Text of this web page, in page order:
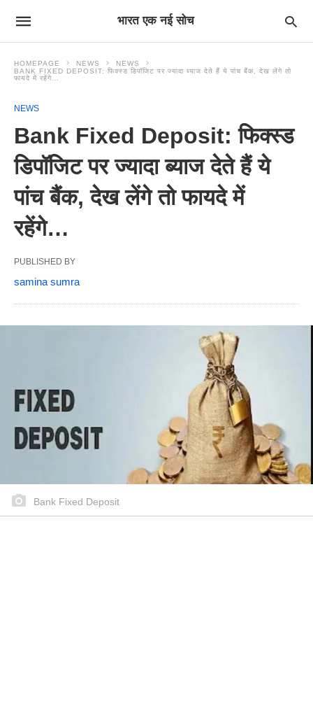
भारत एक नई सोच
HOMEPAGE NEWS
NEWS
BANK FIXED DEPOSIT: फिक्स्ड डिपॉजिट पर ज्यादा ब्याज देते हैं ये पांच बैंक, देख लेंगे तो
फायदे में रहेंगे…
NEWS
Bank Fixed Deposit: फिक्स्ड
डिपॉजिट पर ज्यादा ब्याज देते हैं ये
पांच बैंक, देख लेंगे तो फायदे में
रहेंगे…
PUBLISHED BY
samina sumra
Bank Fixed Deposit